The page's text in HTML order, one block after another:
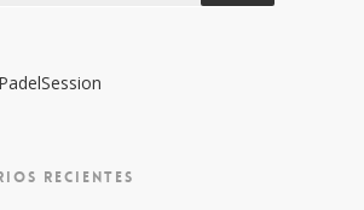
RECIENTES